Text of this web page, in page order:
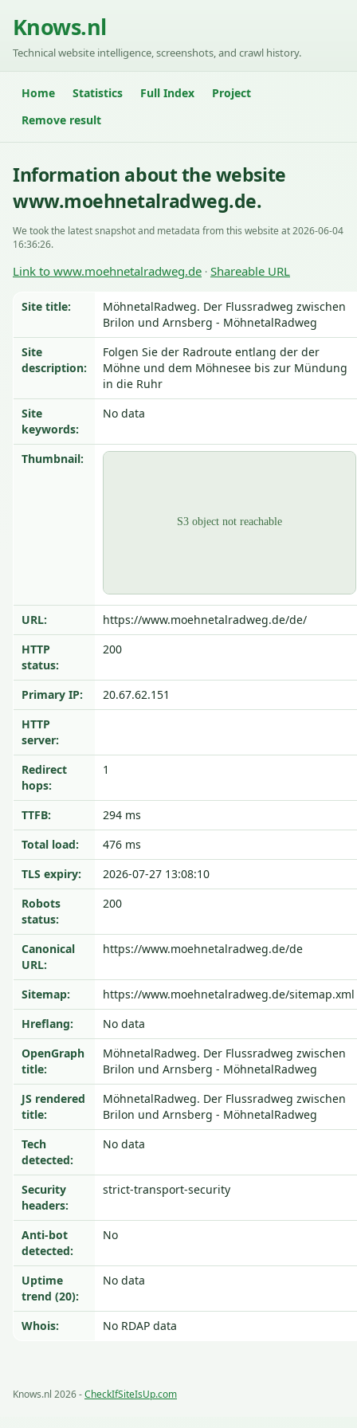
Knows.nl
Technical website intelligence, screenshots, and crawl history.
Home Statistics Full Index
Project
Remove result
Information about the website
www.moehnetalradweg.de.
We took the latest snapshot and metadata from this website at 2026-06-04
16:36:26.
Link to www.moehnetalradweg.de · Shareable URL
Site title:
MöhnetalRadweg. Der Flussradweg zwischen
Brilon und Arnsberg - MöhnetalRadweg
Site
description:
Folgen Sie der Radroute entlang der der
Möhne und dem Möhnesee bis zur Mündung
in die Ruhr
Site
keywords:
No data
Thumbnail:
URL:
https://www.moehnetalradweg.de/de/
HTTP
status:
200
Primary IP:
20.67.62.151
HTTP
server:
Redirect
hops:
1
TTFB:
294 ms
Total load:
476 ms
TLS expiry:
2026-07-27 13:08:10
Robots
status:
200
Canonical
URL:
https://www.moehnetalradweg.de/de
Sitemap:
https://www.moehnetalradweg.de/sitemap.xml
Hreflang:
No data
OpenGraph
title:
MöhnetalRadweg. Der Flussradweg zwischen
Brilon und Arnsberg - MöhnetalRadweg
JS rendered
title:
MöhnetalRadweg. Der Flussradweg zwischen
Brilon und Arnsberg - MöhnetalRadweg
Tech
detected:
No data
Security
headers:
strict-transport-security
Anti-bot
detected:
No
Uptime
trend (20):
No data
Whois: No RDAP data
Knows.nl 2026 -CheckIfSiteIsUp.com